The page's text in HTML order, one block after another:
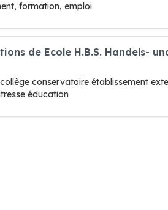
formation, emploi
de Ecole H.B.S. Handels-
conservatoire établissement
éducation